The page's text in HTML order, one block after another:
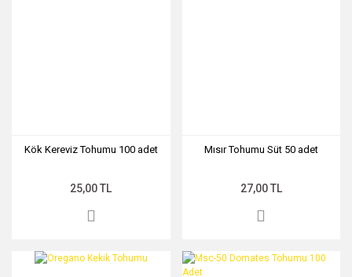
Kök Kereviz Tohumu 100 adet
25,00 TL
Mısır Tohumu Süt 50 adet
27,00 TL